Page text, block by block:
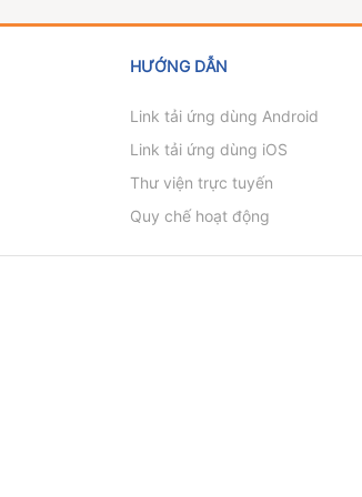
hiệu quả năng lượng
trong các ngành
công nghiệp
Chuyển đổi xanh và
HƯỚNG DẪN
Link tải ứng dùng Android
Link tải ứng dùng iOS
Thư viện trực tuyến
Quy chế hoạt động